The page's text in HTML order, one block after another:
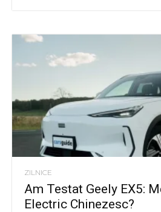
ZILNICE
Am Testat Geely EX5:
Electric Chinezesc?